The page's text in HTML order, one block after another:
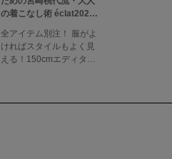
の着こなし術 éclat2025
全アイテム別注！ 服がよ
ければスタイルもよく見
える！150cmエディター